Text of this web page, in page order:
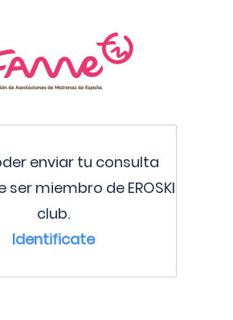
enviar tu consulta
ser miembro de EROSKI
club.
Identificate